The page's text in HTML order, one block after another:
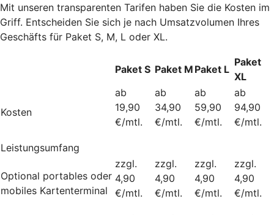
Mit unseren transparenten Tarifen haben Sie die Kosten im
Griff. Entscheiden Sie sich je nach Umsatzvolumen Ihres
Geschäfts für Paket S, M, L oder XL.
Paket S Paket M Paket L
Paket
XL
Kosten
ab
19,90
€/mtl.
ab
34,90
€/mtl.
ab
59,90
€/mtl.
ab
94,90
€/mtl.
Leistungsumfang
Optional portables oder
mobiles Kartenterminal
zzgl.
4,90
€/mtl.
zzgl.
4,90
€/mtl.
zzgl.
4,90
€/mtl.
zzgl.
4,90
€/mtl.